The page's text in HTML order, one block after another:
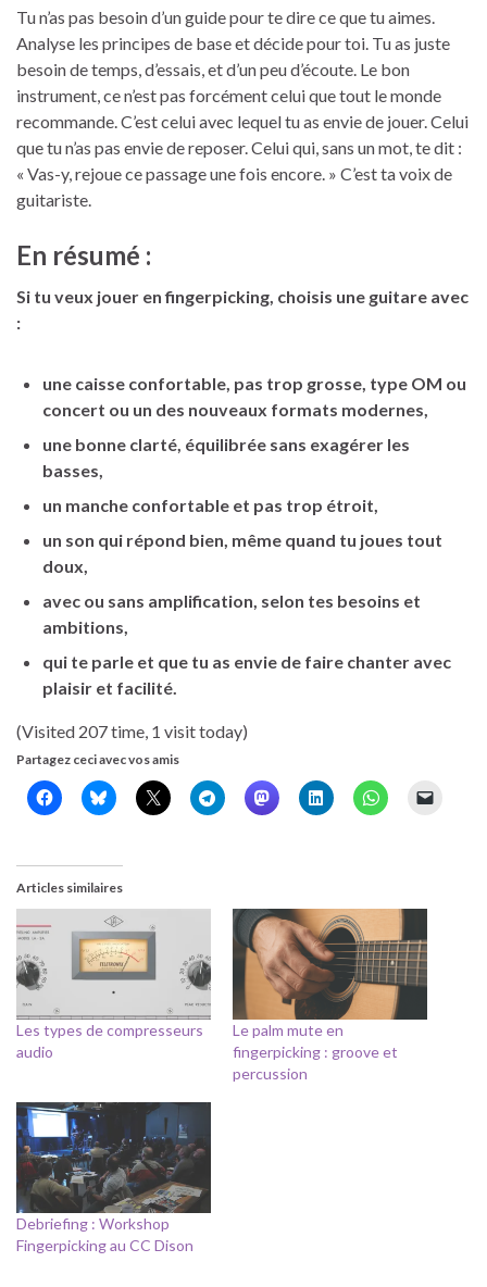
Tu n’as pas besoin d’un guide pour te dire ce que tu aimes.
Analyse les principes de base et décide pour toi. Tu as juste
besoin de temps, d’essais, et d’un peu d’écoute. Le bon
instrument, ce n’est pas forcément celui que tout le monde
recommande. C’est celui avec lequel tu as envie de jouer. Celui
que tu n’as pas envie de reposer. Celui qui, sans un mot, te dit :
« Vas-y, rejoue ce passage une fois encore. » C’est ta voix de
guitariste.
En résumé :
Si tu veux jouer en fingerpicking, choisis une guitare avec
:
une caisse confortable, pas trop grosse, type OM ou
concert ou un des nouveaux formats modernes,
une bonne clarté, équilibrée sans exagérer les
basses,
un manche confortable et pas trop étroit,
un son qui répond bien, même quand tu joues tout
doux,
avec ou sans amplification, selon tes besoins et
ambitions,
qui te parle et que tu as envie de faire chanter avec
plaisir et facilité.
(Visited 207 time, 1 visit today)
Partagez ceci avec vos amis
Articles similaires
Les types de compresseurs
audio
Le palm mute en
fingerpicking : groove et
percussion
Debriefing : Workshop
Fingerpicking au CC Dison